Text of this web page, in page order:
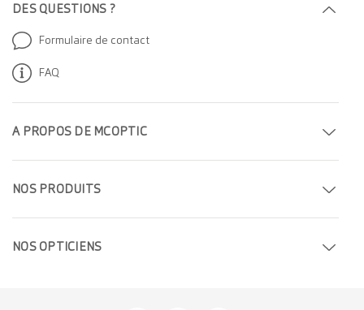
A PROPOS DE MCOPTIC
Prendre rendez-vous
Trouver un magasin
Carrière
NOS PRODUITS
Lunettes de vue
Lunettes de soleil
NOS OPTICIENS
DES QUESTIONS ?
Formulaire de contact
FAQ